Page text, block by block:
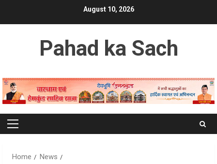
August 10, 2026
Pahad ka Sach
Primary
Home
News